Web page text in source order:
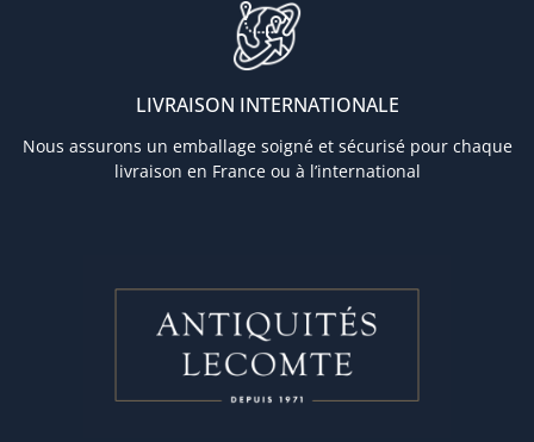
LIVRAISON INTERNATIONALE
Nous assurons un emballage soigné et sécurisé pour chaque
livraison en France ou à l’international